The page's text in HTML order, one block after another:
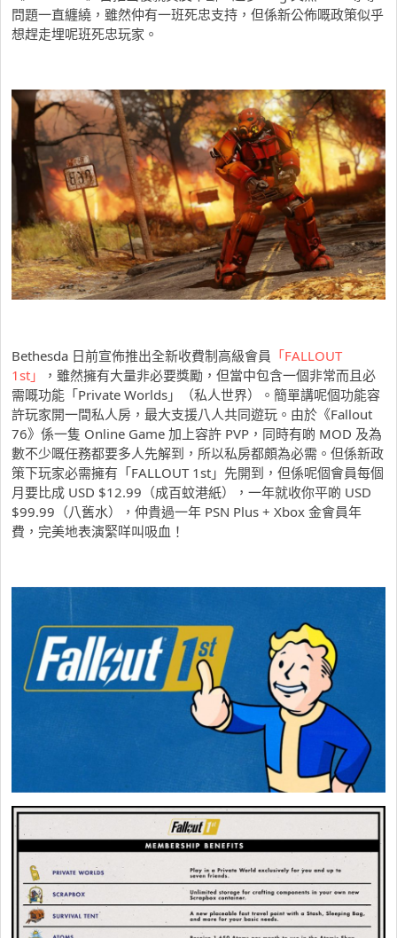
問題一直纏繞，雖然仲有一班死忠支持，但係新公佈嘅政策似乎
想趕走埋呢班死忠玩家。
Bethesda 日前宣佈推出全新收費制高級會員 「FALLOUT
1st」
，雖然擁有大量非必要獎勵，但當中包含一個非常而且必
需嘅功能「Private Worlds」（私人世界）。簡單講呢個功能容
許玩家開一間私人房，最大支援八人共同遊玩。由於《Fallout
76》係一隻 Online Game 加上容許 PVP，同時有啲 MOD 及為
數不少嘅任務都要多人先解到，所以私房都頗為必需。但係新政
策下玩家必需擁有「FALLOUT 1st」先開到，但係呢個會員每個
月要比成 USD $12.99（成百蚊港紙），一年就收你平啲 USD
$99.99（八舊水），仲貴過一年 PSN Plus + Xbox 金會員年
費，完美地表演緊咩叫吸血！